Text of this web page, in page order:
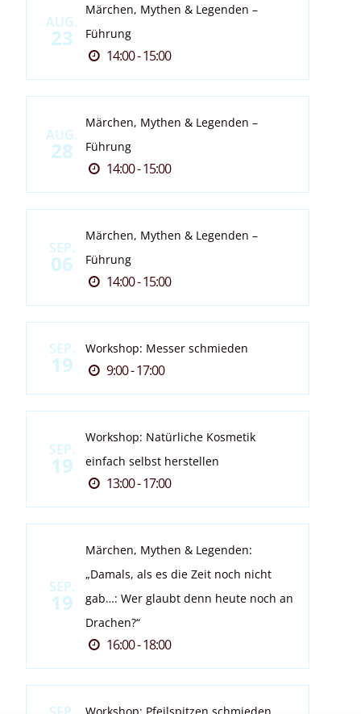
AUG.
23
Märchen, Mythen & Legenden –
Führung
14:00 - 15:00
AUG.
28
Märchen, Mythen & Legenden –
Führung
14:00 - 15:00
SEP.
06
Märchen, Mythen & Legenden –
Führung
14:00 - 15:00
SEP.
19
Workshop: Messer schmieden
9:00 - 17:00
SEP.
19
Workshop: Natürliche Kosmetik
einfach selbst herstellen
13:00 - 17:00
SEP.
19
Märchen, Mythen & Legenden:
„Damals, als es die Zeit noch nicht
gab…: Wer glaubt denn heute noch an
Drachen?“
16:00 - 18:00